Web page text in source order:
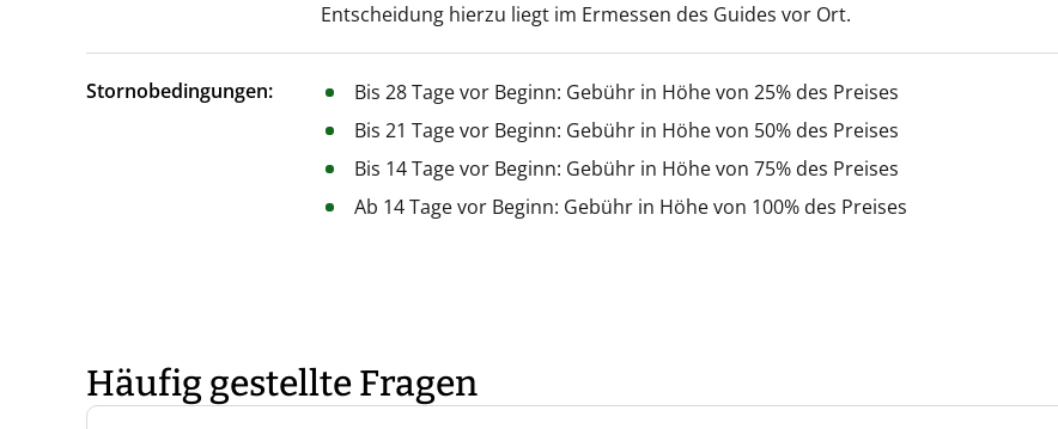
Entscheidung hierzu liegt im Ermessen des Guides vor Ort.
Stornobedingungen:
Bis 28 Tage vor Beginn: Gebühr in Höhe von 25% des Preises
Bis 21 Tage vor Beginn: Gebühr in Höhe von 50% des Preises
Bis 14 Tage vor Beginn: Gebühr in Höhe von 75% des Preises
Ab 14 Tage vor Beginn: Gebühr in Höhe von 100% des Preises
Häufig gestellte Fragen